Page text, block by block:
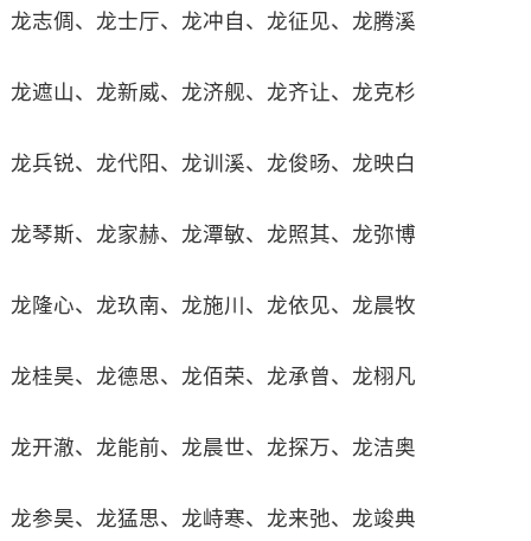
龙志倜、龙士厅、龙冲自、龙征见、龙腾溪
龙遮山、龙新威、龙济舰、龙齐让、龙克杉
龙兵锐、龙代阳、龙训溪、龙俊旸、龙映白
龙琴斯、龙家赫、龙潭敏、龙照其、龙弥博
龙隆心、龙玖南、龙施川、龙依见、龙晨牧
龙桂昊、龙德思、龙佰荣、龙承曾、龙栩凡
龙开澈、龙能前、龙晨世、龙探万、龙洁奥
龙参昊、龙猛思、龙峙寒、龙来弛、龙竣典